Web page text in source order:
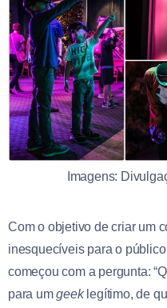
Imagens:
Com o objetivo de criar um
inesquecíveis para o
começou com a pergunta:
para umgeeklegítimo, de